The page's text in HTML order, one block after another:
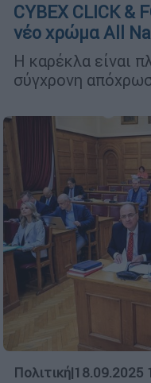
CYBEX CLICK &
νέο χρώμα All
Η καρέκλα είναι
σύγχρονη
Πολιτική|18.09.2025